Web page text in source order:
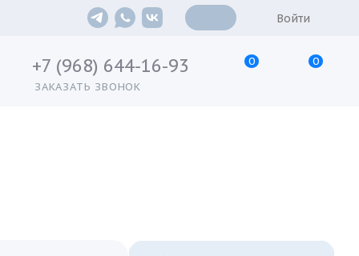
Войти
+7 (968) 644-16-93
ЗАКАЗАТЬ ЗВОНОК
0 0